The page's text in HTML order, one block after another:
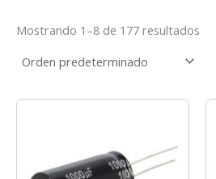
Mostrando 1–8 de 177 resultados